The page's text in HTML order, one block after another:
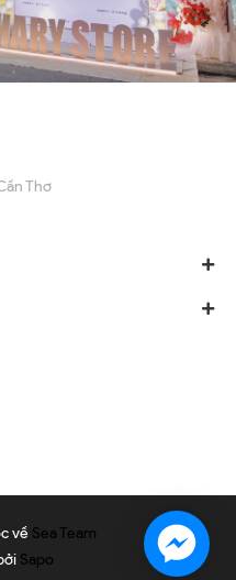
Thơ
về Sea Team
Sapo